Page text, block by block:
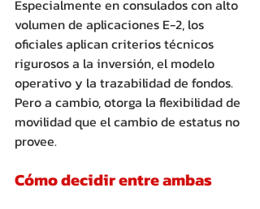
Especialmente en consulados con alto
volumen de aplicaciones E-2, los
oficiales aplican criterios técnicos
rigurosos a la inversión, el modelo
operativo y la trazabilidad de fondos.
Pero a cambio, otorga la flexibilidad de
movilidad que el cambio de estatus no
provee.
Cómo decidir entre ambas